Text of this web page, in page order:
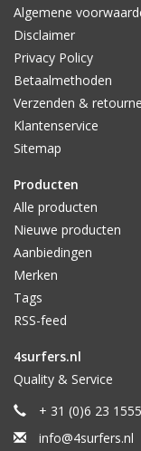
Algemene
Disclaimer
Privacy Policy
Betaalmethoden
Verzenden &
Klantenservice
Sitemap
Producten
Alle producten
Nieuwe producten
Aanbiedingen
Merken
Tags
RSS-feed
4surfers.nl
Quality & Service
+ 31 (0)6 23
info@4surfers.nl